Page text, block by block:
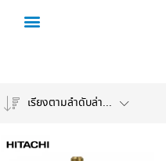
เรียงตามลำดับล่าสุด